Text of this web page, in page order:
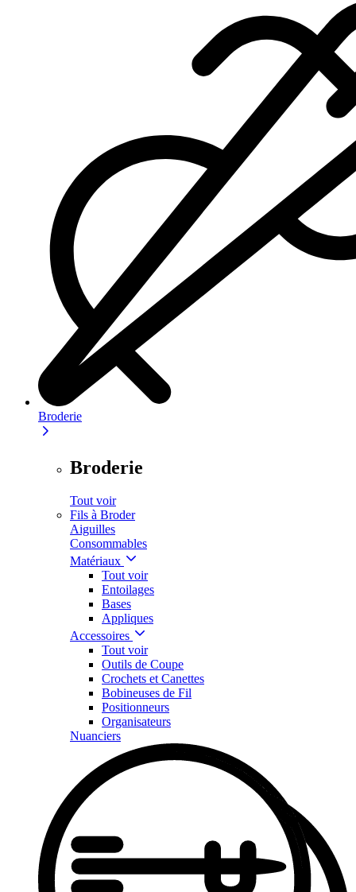
Broderie
Broderie
Tout voir
Fils à Broder
Aiguilles
Consommables
Matériaux
Tout voir
Entoilages
Bases
Appliques
Accessoires
Tout voir
Outils de Coupe
Crochets et Canettes
Bobineuses de Fil
Positionneurs
Organisateurs
Nuanciers